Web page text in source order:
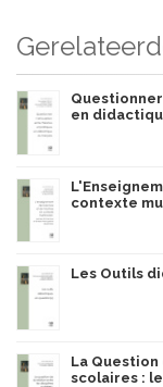
en
contexte
Les Outils
La
scolaires :